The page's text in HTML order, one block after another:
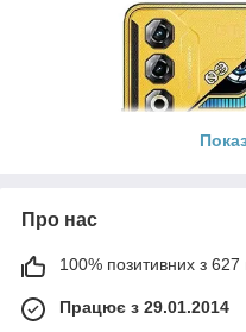
Про нас
100% позитивних з 627
Працює з 29.01.2014